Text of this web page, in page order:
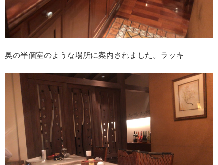
奥の半個室のような場所に案内されました。ラッキー